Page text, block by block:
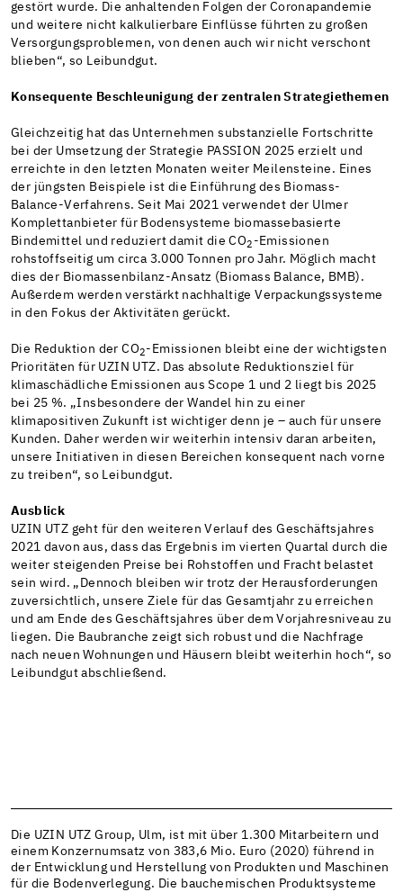
gestört wurde. Die anhaltenden Folgen der Coronapandemie
und weitere nicht kalkulierbare Einflüsse führten zu großen
Versorgungsproblemen, von denen auch wir nicht verschont
blieben“, so Leibundgut.
Konsequente Beschleunigung der zentralen Strategiethemen
Gleichzeitig hat das Unternehmen substanzielle Fortschritte
bei der Umsetzung der Strategie PASSION 2025 erzielt und
erreichte in den letzten Monaten weiter Meilensteine. Eines
der jüngsten Beispiele ist die Einführung des Biomass-
Balance-Verfahrens. Seit Mai 2021 verwendet der Ulmer
Komplettanbieter für Bodensysteme biomassebasierte
Bindemittel und reduziert damit die CO 2 -Emissionen
rohstoffseitig um circa 3.000 Tonnen pro Jahr. Möglich macht
dies der Biomassenbilanz-Ansatz (Biomass Balance, BMB).
Außerdem werden verstärkt nachhaltige Verpackungssysteme
in den Fokus der Aktivitäten gerückt.
Die Reduktion der CO 2 -Emissionen bleibt eine der wichtigsten
Prioritäten für UZIN UTZ. Das absolute Reduktionsziel für
klimaschädliche Emissionen aus Scope 1 und 2 liegt bis 2025
bei 25 %. „Insbesondere der Wandel hin zu einer
klimapositiven Zukunft ist wichtiger denn je – auch für unsere
Kunden. Daher werden wir weiterhin intensiv daran arbeiten,
unsere Initiativen in diesen Bereichen konsequent nach vorne
zu treiben“, so Leibundgut.
Ausblick
UZIN UTZ geht für den weiteren Verlauf des Geschäftsjahres
2021 davon aus, dass das Ergebnis im vierten Quartal durch die
weiter steigenden Preise bei Rohstoffen und Fracht belastet
sein wird. „Dennoch bleiben wir trotz der Herausforderungen
zuversichtlich, unsere Ziele für das Gesamtjahr zu erreichen
und am Ende des Geschäftsjahres über dem Vorjahresniveau zu
liegen. Die Baubranche zeigt sich robust und die Nachfrage
nach neuen Wohnungen und Häusern bleibt weiterhin hoch“, so
Leibundgut abschließend.
Die UZIN UTZ Group, Ulm, ist mit über 1.300 Mitarbeitern und
einem Konzernumsatz von 383,6 Mio. Euro (2020) führend in
der Entwicklung und Herstellung von Produkten und Maschinen
für die Bodenverlegung. Die bauchemischen Produktsysteme